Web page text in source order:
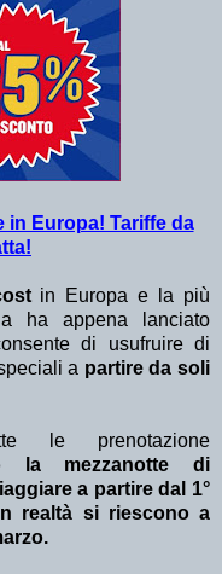
in Europa! Tariffe da
in Europa e la più
ha appena lanciato
di usufruire di
a partire da soli
le prenotazione
la mezzanotte di
a partire dal 1°
realtà si riescono a